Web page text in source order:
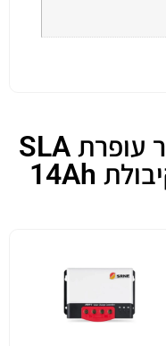
מוצרים דומים למצבר עופרת SLA